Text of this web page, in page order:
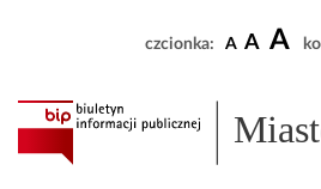
czcionka: A A A